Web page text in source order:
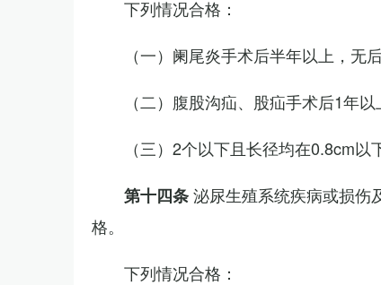
下列情况合格：
（一）阑尾炎手术后半年以上，无
（二）腹股沟疝、股疝手术后1年以
（三）2个以下且长径均在0.8cm以
第十四条泌尿生殖系统疾病或损伤
格。
下列情况合格：